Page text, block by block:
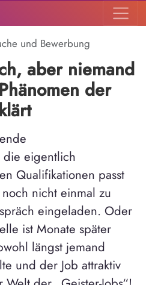
und Bewerbung
aber niemand
der
die eigentlich
Qualifikationen passt
nicht einmal zu
eingeladen. Oder
ist Monate später
längst jemand
und der Job attraktiv